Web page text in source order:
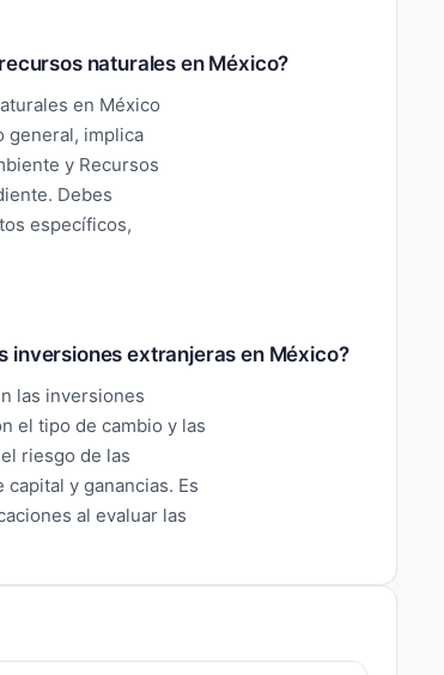
naturales en México?
en México
general, implica
y Recursos
Debes
específicos,
inversiones extranjeras en México?
las inversiones
el tipo de cambio y las
riesgo de las
y ganancias. Es
al evaluar las